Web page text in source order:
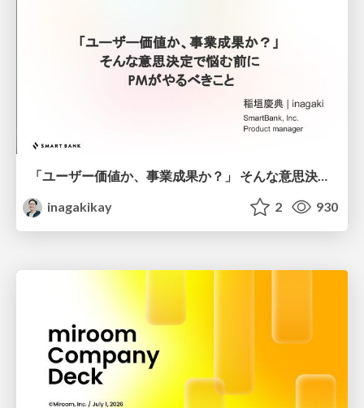
「ユーザー価値か、事業成果か？」 そんな意思決定で悩む前に PMがやるべきこと
inagakikay
2 930